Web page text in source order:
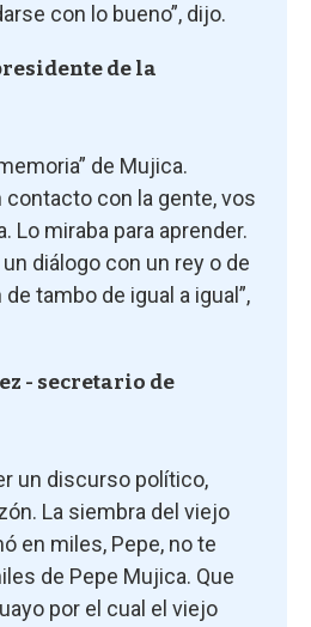
con lo bueno”, dijo.
de la
de Mujica.
contacto con la gente, vos
Lo miraba para aprender.
diálogo con un rey o de
tambo de igual a igual”,
- secretario de
un discurso político,
La siembra del viejo
en miles, Pepe, no te
de Pepe Mujica. Que
por el cual el viejo